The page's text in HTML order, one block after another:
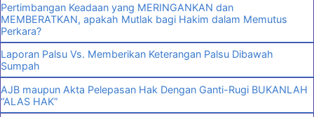
Pertimbangan Keadaan yang MERINGANKAN dan
MEMBERATKAN, apakah Mutlak bagi Hakim dalam Memutus
Perkara?
Laporan Palsu Vs. Memberikan Keterangan Palsu Dibawah
Sumpah
AJB maupun Akta Pelepasan Hak Dengan Ganti-Rugi BUKANLAH
“ALAS HAK”